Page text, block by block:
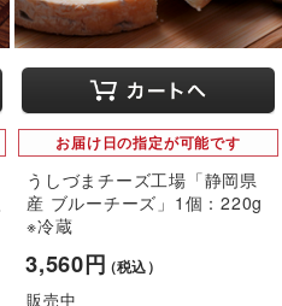
お届け日の指定が可能です
うしづまチーズ工場「静岡県
産 ブルーチーズ」1個：220g
※冷蔵
3,560円（税込）
販売中